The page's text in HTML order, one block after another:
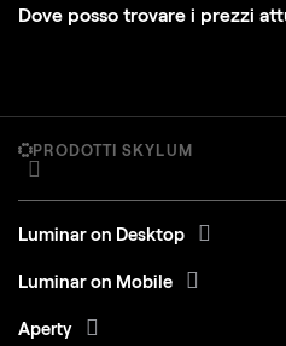
Dove posso trovare i prezzi
PRODOTTI SKYLUM
Luminar on Desktop
Luminar on Mobile
Aperty